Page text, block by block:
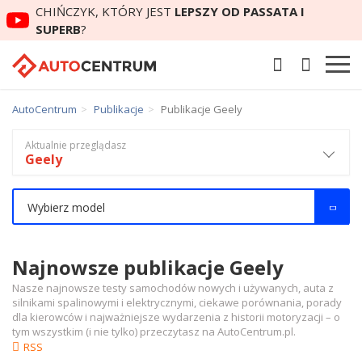
CHIŃCZYK, KTÓRY JEST LEPSZY OD PASSATA I
SUPERB?
AutoCentrum Publikacje Publikacje Geely
Najnowsze publikacje Geely
RSS
Nasze najnowsze testy samochodów nowych i używanych, auta z
silnikami spalinowymi i elektrycznymi, ciekawe porównania, porady
dla kierowców i najważniejsze wydarzenia z historii motoryzacji – o
tym wszystkim (i nie tylko) przeczytasz na AutoCentrum.pl.
Aktualnie przeglądasz
Geely
Wybierz model